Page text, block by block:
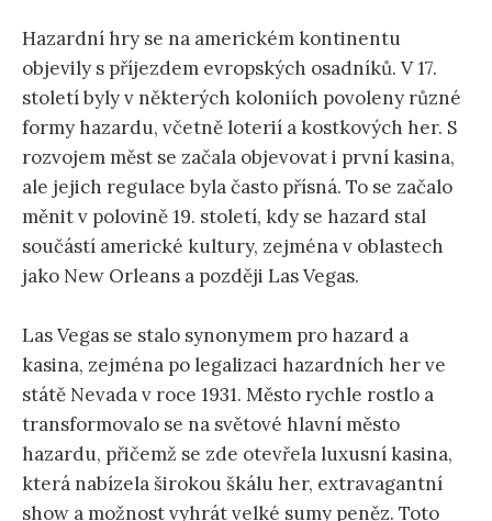
Hazardní hry se na americkém kontinentu
objevily s příjezdem evropských osadníků. V 17.
století byly v některých koloniích povoleny různé
formy hazardu, včetně loterií a kostkových her. S
rozvojem měst se začala objevovat i první kasina,
ale jejich regulace byla často přísná. To se začalo
měnit v polovině 19. století, kdy se hazard stal
součástí americké kultury, zejména v oblastech
jako New Orleans a později Las Vegas.
Las Vegas se stalo synonymem pro hazard a
kasina, zejména po legalizaci hazardních her ve
státě Nevada v roce 1931. Město rychle rostlo a
transformovalo se na světové hlavní město
hazardu, přičemž se zde otevřela luxusní kasina,
která nabízela širokou škálu her, extravagantní
show a možnost vyhrát velké sumy peněz. Toto